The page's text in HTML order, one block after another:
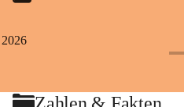
2026
Zahlen & Fakten